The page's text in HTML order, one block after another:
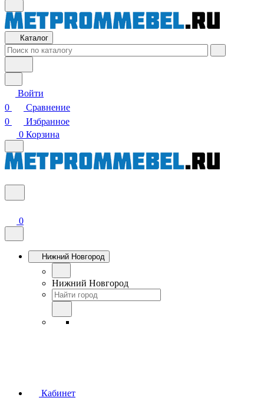
Каталог
Войти
0
Сравнение
0
Избранное
0 Корзина
0
Нижний Новгород
Нижний Новгород
Кабинет